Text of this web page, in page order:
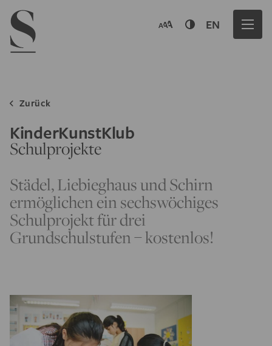
Navigation menu
EN
Zurück
KinderKunstKlub
Schulprojekte
Städel, Liebieghaus und Schirn
ermöglichen ein sechswöchiges
Schulprojekt für drei
Grundschulstufen – kostenlos!